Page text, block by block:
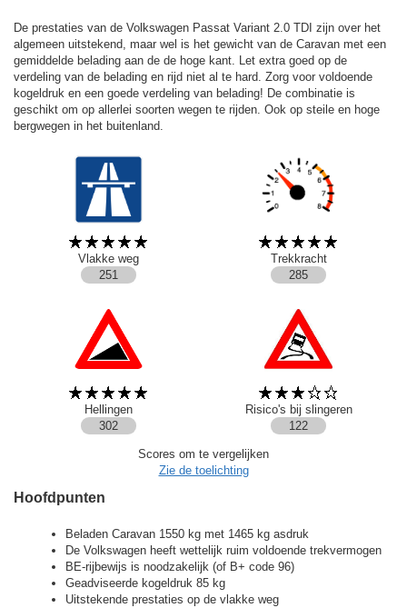
De prestaties van de Volkswagen Passat Variant 2.0 TDI zijn over het
algemeen uitstekend, maar wel is het gewicht van de Caravan met een
gemiddelde belading aan de de hoge kant. Let extra goed op de
verdeling van de belading en rijd niet al te hard. Zorg voor voldoende
kogeldruk en een goede verdeling van belading! De combinatie is
geschikt om op allerlei soorten wegen te rijden. Ook op steile en hoge
bergwegen in het buitenland.
Vlakke weg
Trekkracht
251
285
Hellingen
Risico's bij slingeren
302
122
Scores om te vergelijken
Zie de toelichting
Hoofdpunten
Beladen Caravan 1550 kg met 1465 kg asdruk
De Volkswagen heeft wettelijk ruim voldoende trekvermogen
BE-rijbewijs is noodzakelijk (of B+ code 96)
Geadviseerde kogeldruk 85 kg
Uitstekende prestaties op de vlakke weg